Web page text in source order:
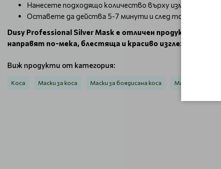
Нанесете подходящо количество върху измита,
Оставете да действа 5-7 минути и след това
Dusy Professional Silver Mask е отличен продукт за
направят по-мека, блестяща и красиво изглеждаща !
Виж продукти от категория:
Коса Маски за коса Маски за боядисана коса Маски за руса